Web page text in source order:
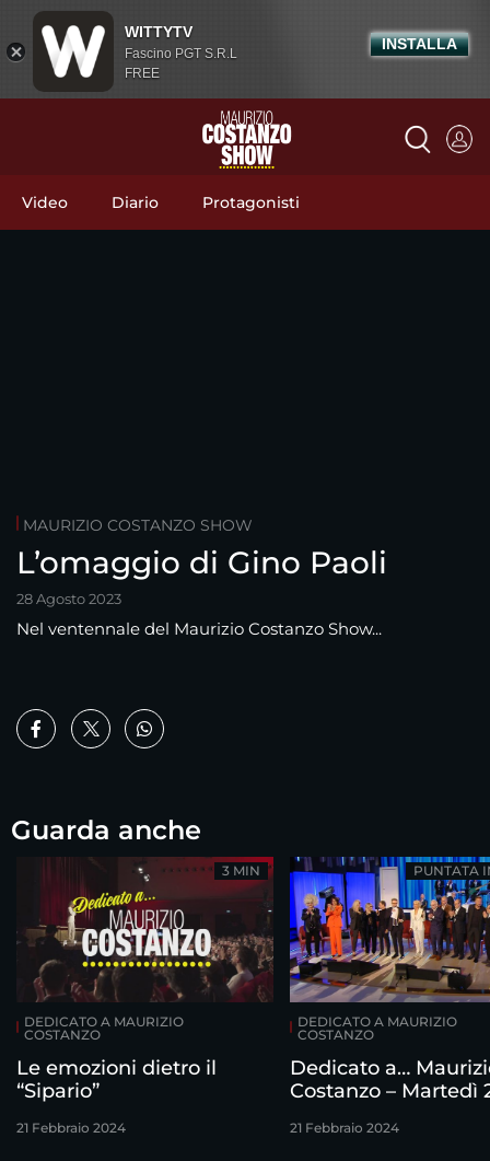
Video Diario Protagonisti
MAURIZIO COSTANZO SHOW
L’omaggio di Gino Paoli
28 Agosto 2023
Nel ventennale del Maurizio Costanzo Show...
Guarda anche
DEDICATO A MAURIZIO
COSTANZO
Le emozioni dietro il
“Sipario”
21 Febbraio 2024
3 MIN
DEDICATO A MAURIZIO
COSTANZO
Dedicato a…
Costanzo – Martedì
21 Febbraio 2024
PUNTATA
WITTYTV
Fascino PGT S.R.L
FREE
INSTALLA